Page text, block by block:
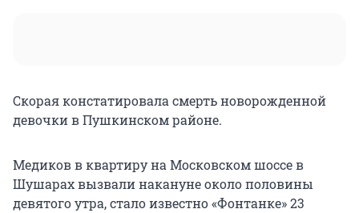
Скорая констатировала смерть новорожденной
девочки в Пушкинском районе.
Медиков в квартиру на Московском шоссе в
Шушарах вызвали накануне около половины
девятого утра, стало известно «Фонтанке» 23